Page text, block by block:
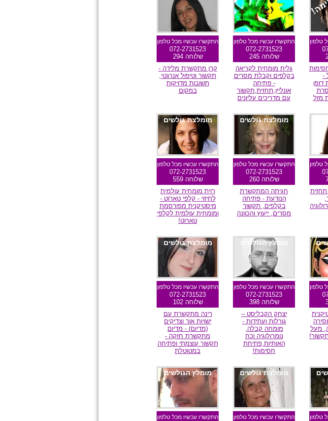
טלפון
-
מזל
התקשרו עכשיו מכל טלפון
072-2731523
שלוחה 245
גלית מומחית לקריאה
בקלפים וקבלת מסרים
- פתיחה
אונליין,תחזית,תקשור
עם מדריכים עליונים
התקשרו עכשיו מכל טלפון
072-2731523
שלוחה 294
קרן מתקשרת מלידה -
תקשור וטיפול אנרגטי,
תשובות מדויקות
במקום
טלפון
מומלצת גולשים
התקשרו עכשיו מכל טלפון
072-2731523
שלוחה 260
חגיתה המתקשרת
הנודעת - פתיחה
בקלפים, תקשור
מסרים, ייעוץ והכוונה
מומלצת גולשים
התקשרו עכשיו מכל טלפון
072-2731523
שלוחה 559
רוית מומחית עולמית
לחיזוי - קלפי טארוט -
מיסטיקנית מפורסמת
ומומחית עולמית לקלפי
טארוט!
טלפון
מעל
מומלץ הגולשים
התקשרו עכשיו מכל טלפון
072-2731523
שלוחה 398
יצחק הקבליסט –
גורלות ועתידות -
מומחה קבלה,
נומרולוגיה וכח
האותיות,פתיחת
חסימות!
מומלצת גולשים
התקשרו עכשיו מכל טלפון
072-2731523
שלוחה 102
רינה מתקשרת עם
ישויות אור וצדיקים
(מדיום) - מדיום
מתקשרת חזקה -
תקשור עוצמתי ופתיחה
במטוטלת
טלפון
מומלצת גולשים
התקשרו עכשיו מכל טלפון
מומלץ הגולשים
התקשרו עכשיו מכל טלפון